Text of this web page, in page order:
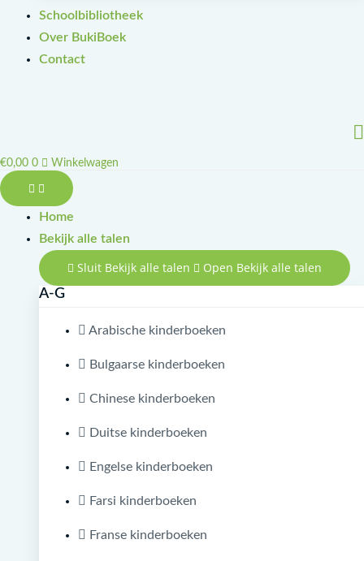
Schoolbibliotheek
Over BukiBoek
Contact
€0,00 0 Winkelwagen
Home
Bekijk alle talen
Sluit Bekijk alle talen Open Bekijk alle talen
A-G
Arabische kinderboeken
Bulgaarse kinderboeken
Chinese kinderboeken
Duitse kinderboeken
Engelse kinderboeken
Farsi kinderboeken
Franse kinderboeken